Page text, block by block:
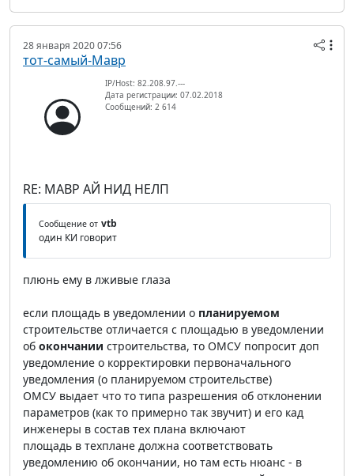
28 января 2020 07:56
тот-самый-Мавр
IP/Host: 82.208.97.---
Дата регистрации: 07.02.2018
Сообщений: 2 614
RE: МАВР АЙ НИД НЕЛП
Сообщение от vtb
один КИ говорит
плюнь ему в лживые глаза
если площадь в уведомлении о планируемом
строительстве отличается с площадью в уведомлении
об окончании строительства, то ОМСУ попросит доп
уведомление о корректировки первоначального
уведомления (о планируемом строительстве)
ОМСУ выдает что то типа разрешения об отклонении
параметров (как то примерно так звучит) и его кад
инженеры в состав тех плана включают
площадь в техплане должна соответствовать
уведомлению об окончании, но там есть нюанс - в